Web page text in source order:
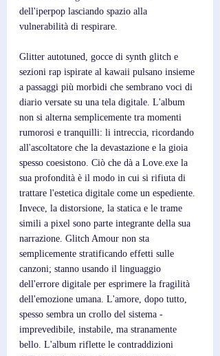
dell'iperpop lasciando spazio alla
vulnerabilità di respirare.
Glitter autotuned, gocce di synth glitch e
sezioni rap ispirate al kawaii pulsano insieme
a passaggi più morbidi che sembrano voci di
diario versate su una tela digitale. L'album
non si alterna semplicemente tra momenti
rumorosi e tranquilli: li intreccia, ricordando
all'ascoltatore che la devastazione e la gioia
spesso coesistono. Ciò che dà a Love.exe la
sua profondità è il modo in cui si rifiuta di
trattare l'estetica digitale come un espediente.
Invece, la distorsione, la statica e le trame
simili a pixel sono parte integrante della sua
narrazione. Glitch Amour non sta
semplicemente stratificando effetti sulle
canzoni; stanno usando il linguaggio
dell'errore digitale per esprimere la fragilità
dell'emozione umana. L'amore, dopo tutto,
spesso sembra un crollo del sistema -
imprevedibile, instabile, ma stranamente
bello. L'album riflette le contraddizioni